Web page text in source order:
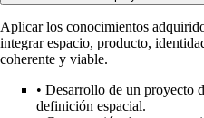
Aplicar los conocimientos
integrar espacio, producto,
coherente y viable.
• Desarrollo de un proyecto
definición espacial.